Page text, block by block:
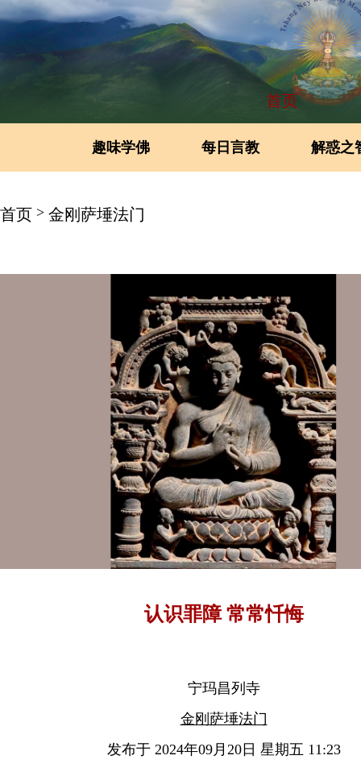
首页
趣味学佛 每日言教 解惑之
首页 > 金刚萨埵法门
认识罪障 常常忏悔
宁玛昌列寺
金刚萨埵法门
发布于 2024年09月20日 星期五 11:23